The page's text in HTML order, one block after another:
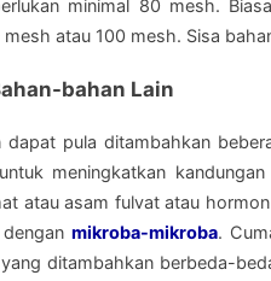
minimal 80 mesh.
atau 100 mesh. Sisa
bahan Lain
dapat pula ditambahkan
meningkatkan
atau asam fulvat atau
mikroba-mikroba.
ditambahkan berbeda-